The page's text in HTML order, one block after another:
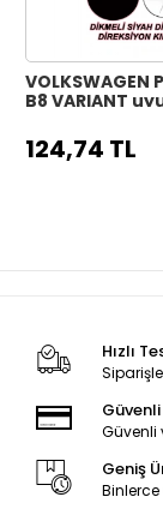
VOLKSWAGEN
B8 VARIANT
direksiyon
dikiş
124,74 TL
Hızlı
Güvenli
Güvenli
Geniş